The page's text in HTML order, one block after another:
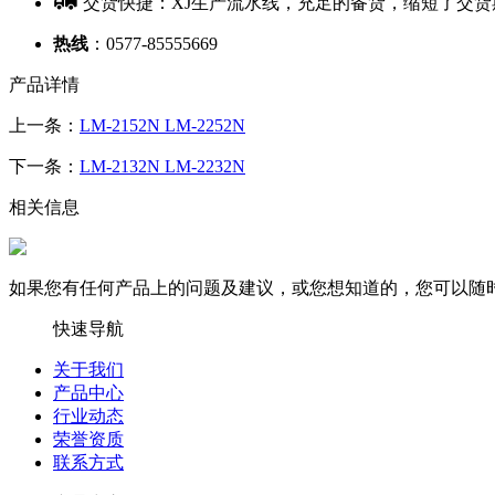
热线 ：0577-85555669
产品详情
上一条： LM-2152N LM-2252N
下一条： LM-2132N LM-2232N
相关信息
如果您有任何产品上的问题及建议，或您想知道的，您可以随
快速导航
关于我们
产品中心
行业动态
荣誉资质
联系方式